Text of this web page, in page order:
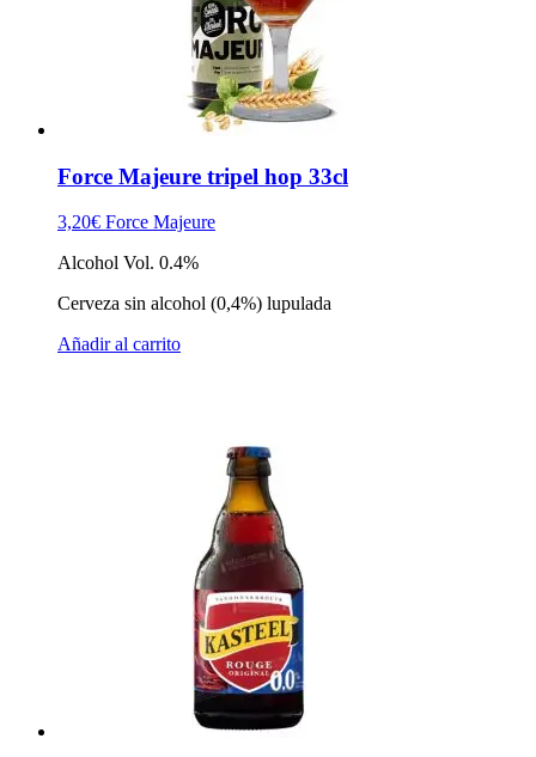
Force Majeure tripel hop 33cl
3,20€ Force Majeure
Alcohol Vol. 0.4%
Cerveza sin alcohol (0,4%) lupulada
Añadir al carrito